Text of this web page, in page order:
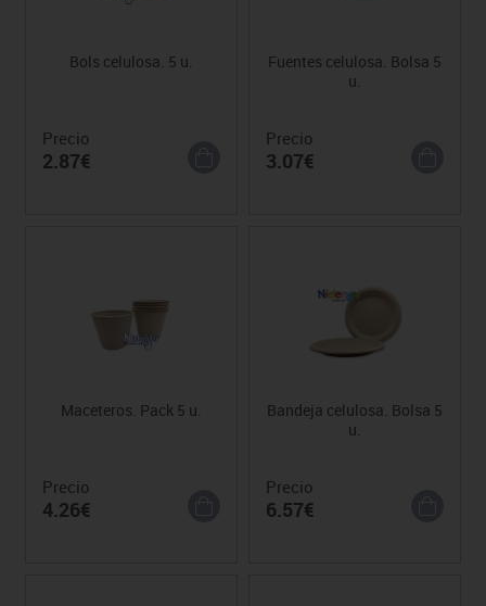
Bols celulosa. 5 u.
Precio
2.87€
Fuentes celulosa. Bolsa 5
u.
Precio
3.07€
Maceteros. Pack 5 u.
Precio
4.26€
Bandeja celulosa. Bolsa 5
u.
Precio
6.57€